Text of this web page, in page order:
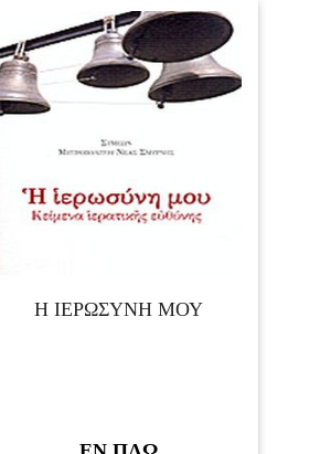
Η ΙΕΡΩΣΥΝΗ ΜΟΥ